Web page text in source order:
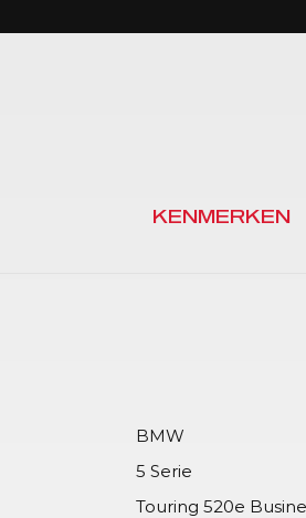
KENMERKEN
BMW
5 Serie
Touring 520e